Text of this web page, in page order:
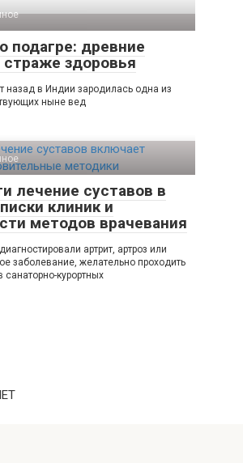
подагре: древние
страже здоровья
назад в Индии зародилась одна из
ныне вед
лечение суставов в
клиник и
методов врачевания
артрит, артроз или
заболевание, желательно проходить
санаторно-курортных